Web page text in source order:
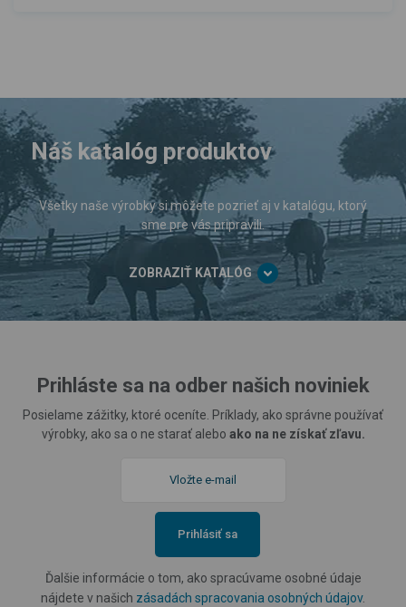
Náš katalóg produktov
Všetky naše výrobky si môžete pozrieť aj v katalógu, ktorý
sme pre vás pripravili.
ZOBRAZIŤ KATALÓG
Prihláste sa na odber našich noviniek
Posielame zážitky, ktoré oceníte. Príklady, ako správne používať
výrobky, ako sa o ne starať alebo ako na ne získať zľavu.
Prihlásiť sa
Ďalšie informácie o tom, ako spracúvame osobné údaje
nájdete v našich zásadách spracovania osobných údajov.